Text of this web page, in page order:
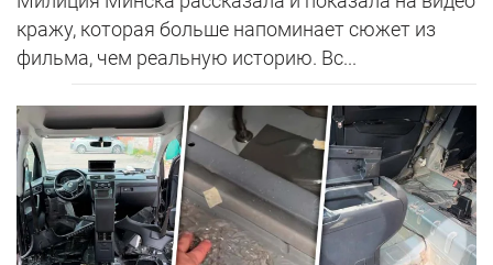
кражу, которая больше напоминает сюжет из
фильма, чем реальную историю. Вс...